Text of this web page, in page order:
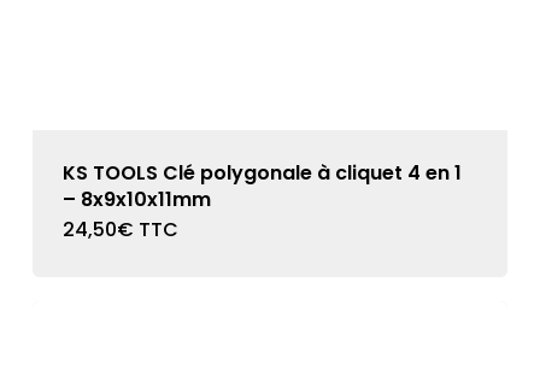
KS TOOLS Clé polygonale à cliquet 4 en 1
– 8x9x10x11mm
24,50€ TTC